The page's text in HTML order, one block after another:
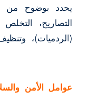
يحدد بوضوح من
التصاريح،
(الردميات)،
عوامل الأمن